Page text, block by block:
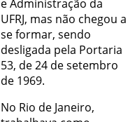
e Administração da
UFRJ, mas não chegou a
se formar, sendo
desligada pela Portaria
53, de 24 de setembro
de 1969.
No Rio de Janeiro,